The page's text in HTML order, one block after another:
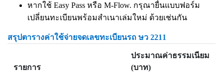
หากใช้ Easy Pass หรือ M-Flow. กรุณายื่นแบบฟอร์ม
เปลี่ยนทะเบียนพร้อมสำเนาเล่มใหม่ ด้วยเช่นกัน
สรุปตารางค่าใช้จ่ายจดเลขทะเบียนรถ ษว 2211
รายการ
ประมาณค่าธรรมเนียม
(บาท)